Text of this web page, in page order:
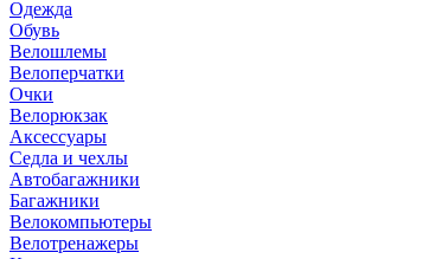
Одежда
Обувь
Велошлемы
Велоперчатки
Очки
Велорюкзак
Аксессуары
Седла и чехлы
Автобагажники
Багажники
Велокомпьютеры
Велотренажеры